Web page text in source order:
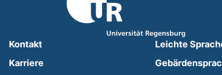
Kontakt
Karriere
Leichte